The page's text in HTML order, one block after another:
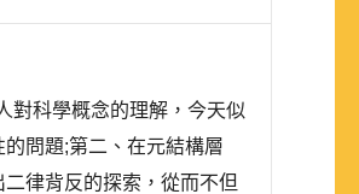
對科學概念的理解，今天似
問題;第二、在元結構層
律背反的探索，從而不但